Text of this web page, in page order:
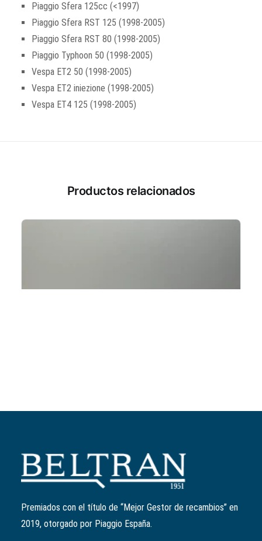
Piaggio Sfera 125cc (<1997)
Piaggio Sfera RST 125 (1998-2005)
Piaggio Sfera RST 80 (1998-2005)
Piaggio Typhoon 50 (1998-2005)
Vespa ET2 50 (1998-2005)
Vespa ET2 iniezione (1998-2005)
Vespa ET4 125 (1998-2005)
Productos relacionados
Rodillo variador
B014273
7,93
original
era:
actual
Premiados con el título de “Mejor Gestor de recambios” en
2019, otorgado por Piaggio España.